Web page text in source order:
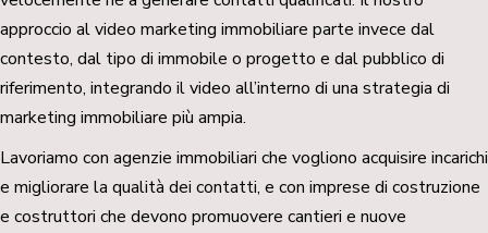
approccio al video marketing immobiliare parte invece dal
contesto, dal tipo di immobile o progetto e dal pubblico di
riferimento, integrando il video all’interno di una strategia di
marketing immobiliare più ampia.
Lavoriamo con agenzie immobiliari che vogliono acquisire incarichi
e migliorare la qualità dei contatti, e con imprese di costruzione
e costruttori che devono promuovere cantieri e nuove